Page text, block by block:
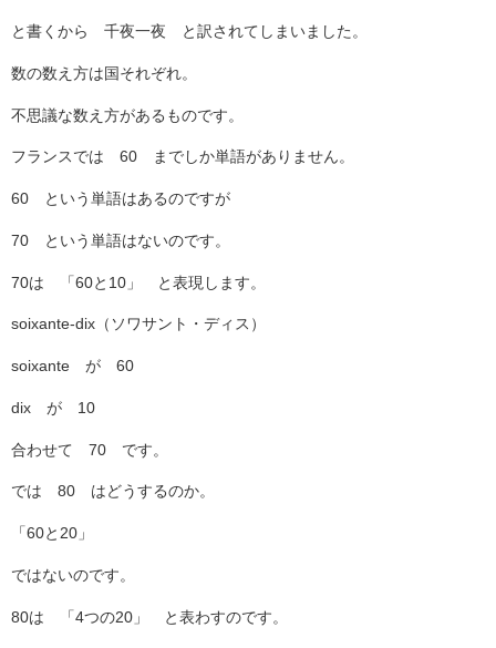
と書くから 千夜一夜 と訳されてしまいました。
数の数え方は国それぞれ。
不思議な数え方があるものです。
フランスでは 60 までしか単語がありません。
60 という単語はあるのですが
70 という単語はないのです。
70は 「60と10」 と表現します。
soixante-dix（ソワサント・ディス）
soixante が 60
dix が 10
合わせて 70 です。
では 80 はどうするのか。
「60と20」
ではないのです。
80は 「4つの20」 と表わすのです。